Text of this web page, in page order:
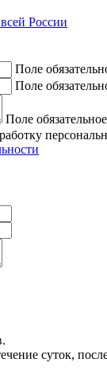
России
Поле
Поле
Поле
суток,